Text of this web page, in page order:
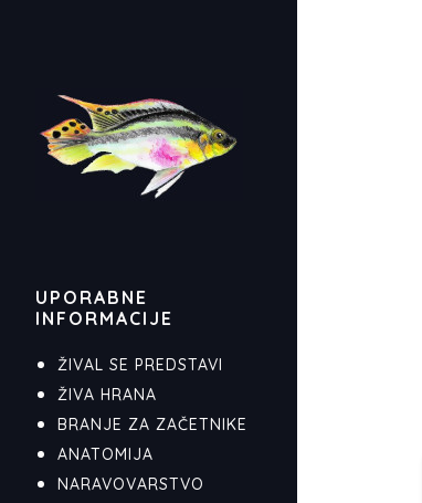
UPORABNE
INFORMACIJE
ŽIVAL SE PREDSTAVI
ŽIVA HRANA
BRANJE ZA ZAČETNIKE
ANATOMIJA
NARAVOVARSTVO